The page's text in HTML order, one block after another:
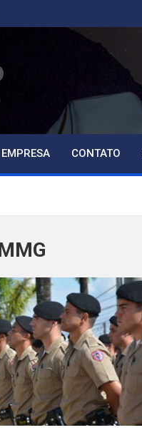
EMPRESA CONTATO